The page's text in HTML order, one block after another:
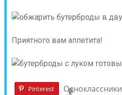
Приятного вам аппетита!
Pinterest Одноклассники